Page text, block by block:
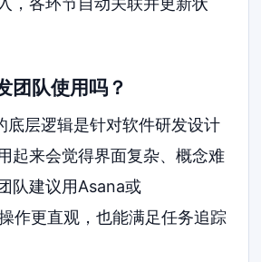
团队使用吗？
底层逻辑是针对软件研发设计
起来会觉得界面复杂、概念难
队建议用Asana或
作更直观，也能满足任务追踪